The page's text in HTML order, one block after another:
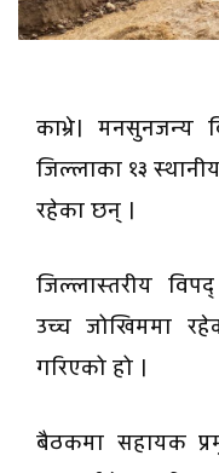
काभ्रे। मनसुनजन्य
जिल्लाका १३
रहेका छन् ।
जिल्लास्तरीय
उच्च जोखिममा
गरिएको हो ।
बैठकमा सहायक